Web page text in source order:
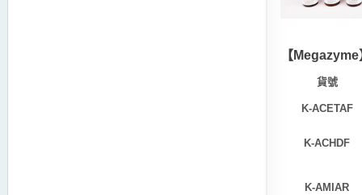
【Megazyme
貨號
K-ACETAF
K-ACHDF
K-AMIAR